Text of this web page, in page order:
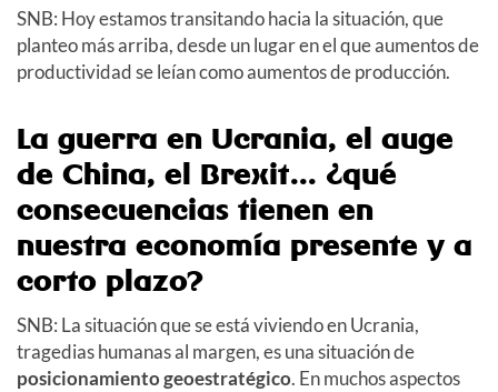
SNB: Hoy estamos transitando hacia la situación, que
planteo más arriba, desde un lugar en el que aumentos de
productividad se leían como aumentos de producción.
La guerra en Ucrania, el auge
de China, el Brexit... ¿qué
consecuencias tienen en
nuestra economía presente y a
corto plazo?
SNB: La situación que se está viviendo en Ucrania,
tragedias humanas al margen, es una situación de
posicionamiento geoestratégico. En muchos aspectos